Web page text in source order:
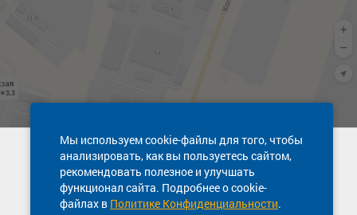
Мы используем cookie-файлы для того, чтобы
анализировать, как вы пользуетесь сайтом,
рекомендовать полезное и улучшать
функционал сайта. Подробнее о cookie-
файлах в Политике Конфиденциальности.
Техническая поддержка сайта
8 800 600-03-38